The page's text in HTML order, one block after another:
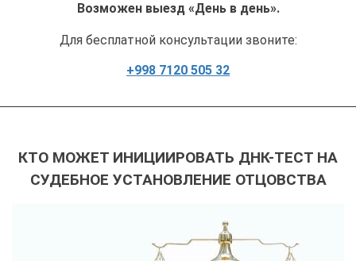
Возможен выезд «День в день».
Для бесплатной консультации звоните:
+998 7120 505 32
КТО МОЖЕТ ИНИЦИИРОВАТЬ ДНК-ТЕСТ НА
СУДЕБНОЕ УСТАНОВЛЕНИЕ ОТЦОВСТВА